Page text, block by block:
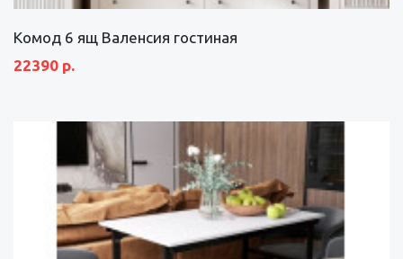
Комод 6 ящ Валенсия гостиная
22390 р.